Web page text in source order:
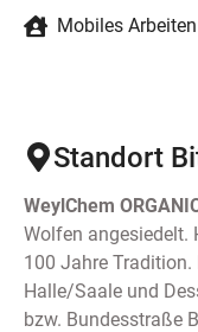
Mobiles
Standort
WeylChem
Wolfen angesiedelt.
100 Jahre
Halle/Saale und
bzw. Bundesstraße